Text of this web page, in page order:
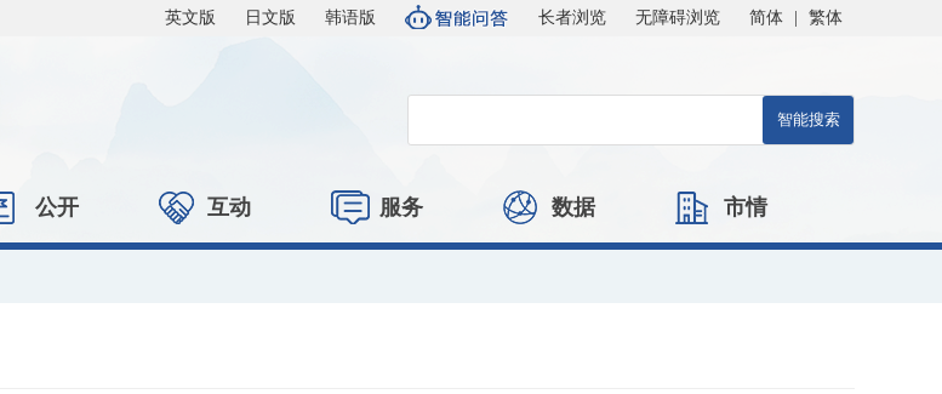
英文版 日文版 韩语版 长者浏览 无障碍浏览 简体 繁体
公开 互动 服务 数据 市情